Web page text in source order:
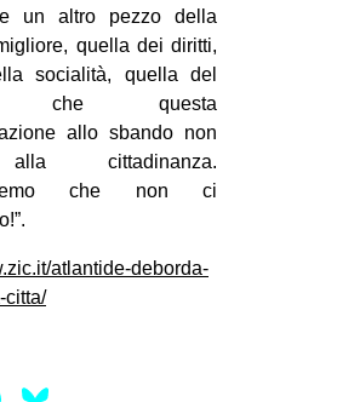
un altro pezzo della
quella dei diritti,
socialità, quella del
che questa
allo sbando non
cittadinanza.
che non ci
atlantide-deborda-
citta/